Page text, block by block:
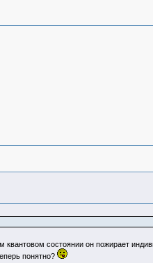
квантовом состоянии он пожирает
понятно?